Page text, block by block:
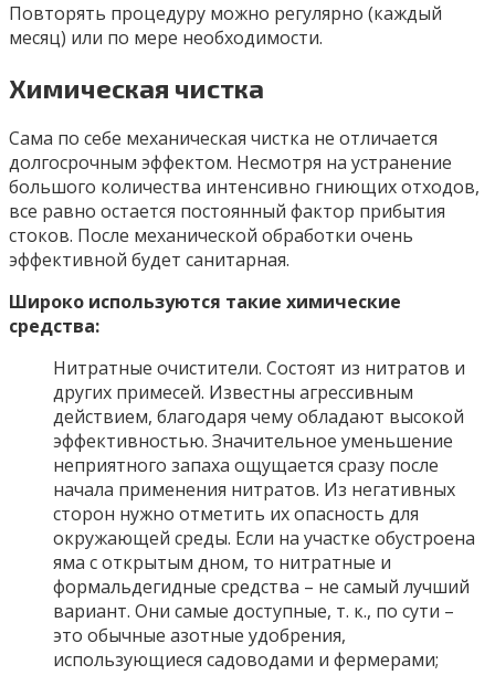
Повторять процедуру можно регулярно (каждый
месяц) или по мере необходимости.
Химическая чистка
Сама по себе механическая чистка не отличается
долгосрочным эффектом. Несмотря на устранение
большого количества интенсивно гниющих отходов,
все равно остается постоянный фактор прибытия
стоков. После механической обработки очень
эффективной будет санитарная.
Широко используются такие химические
средства:
Нитратные очистители. Состоят из нитратов и
других примесей. Известны агрессивным
действием, благодаря чему обладают высокой
эффективностью. Значительное уменьшение
неприятного запаха ощущается сразу после
начала применения нитратов. Из негативных
сторон нужно отметить их опасность для
окружающей среды. Если на участке обустроена
яма с открытым дном, то нитратные и
формальдегидные средства – не самый лучший
вариант. Они самые доступные, т. к., по сути –
это обычные азотные удобрения,
использующиеся садоводами и фермерами;